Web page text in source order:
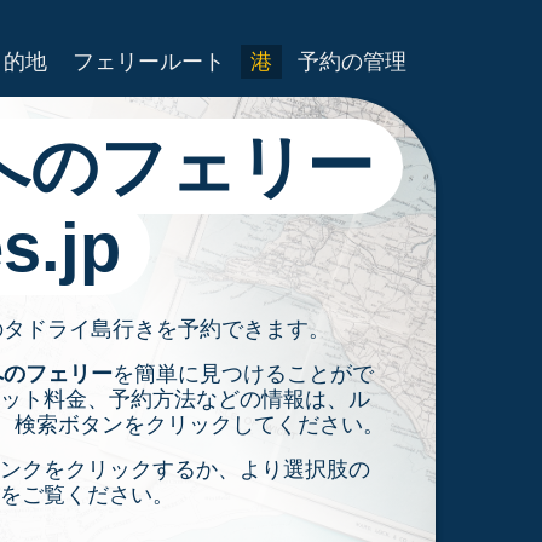
地 フェリールート 港 予約の管理
のフェリー
ドライ島行きを予約できます。
フェリーを簡単に見つけることがで
ト料金、予約方法などの情報は、ル
索ボタンをクリックしてください。
クをクリックするか、より選択肢の
ご覧ください。